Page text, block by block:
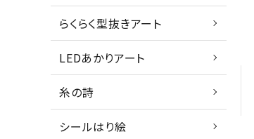
らくらく型抜きアート
LEDあかりアート
糸の詩
シールはり絵